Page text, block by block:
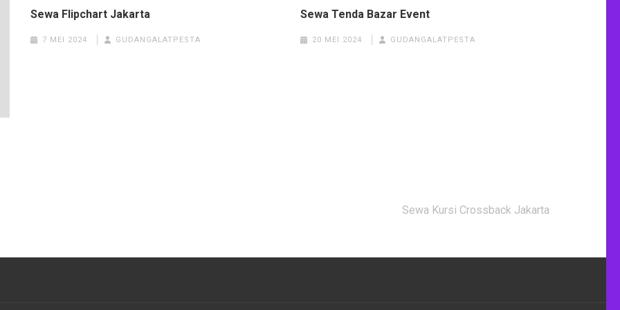
Sewa Flipchart Jakarta
7 MEI 2024 GUDANGALATPESTA
Sewa Tenda Bazar Event
20 MEI 2024 GUDANGALATPESTA
Sewa Kursi Crossback Jakarta